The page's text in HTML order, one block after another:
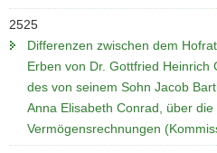
2525
Differenzen zwischen dem
Erben von Dr. Gottfried Heinrich
des von seinem Sohn Jacob
Anna Elisabeth Conrad, über
Vermögensrechnungen